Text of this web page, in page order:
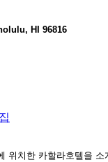
HI 96816
위치한 카할라호텔을 소